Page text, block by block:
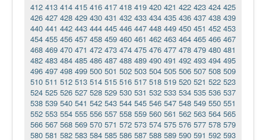
412 413 414 415 416 417 418 419 420 421 422 423 424 425
426 427 428 429 430 431 432 433 434 435 436 437 438 439
440 441 442 443 444 445 446 447 448 449 450 451 452 453
454 455 456 457 458 459 460 461 462 463 464 465 466 467
468 469 470 471 472 473 474 475 476 477 478 479 480 481
482 483 484 485 486 487 488 489 490 491 492 493 494 495
496 497 498 499 500 501 502 503 504 505 506 507 508 509
510 511 512 513 514 515 516 517 518 519 520 521 522 523
524 525 526 527 528 529 530 531 532 533 534 535 536 537
538 539 540 541 542 543 544 545 546 547 548 549 550 551
552 553 554 555 556 557 558 559 560 561 562 563 564 565
566 567 568 569 570 571 572 573 574 575 576 577 578 579
580 581 582 583 584 585 586 587 588 589 590 591 592 593